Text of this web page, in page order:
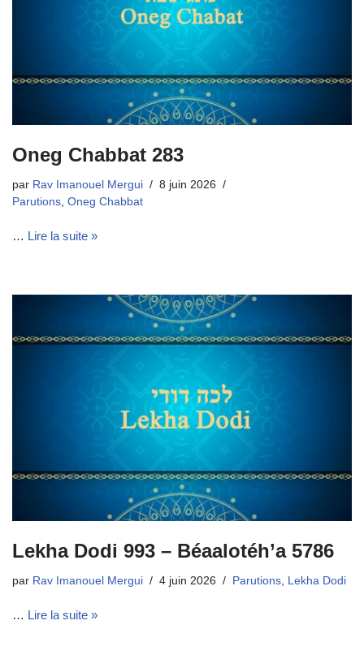
Oneg Chabbat 283
par Rav Imanouel Mergui
8 juin 2026
Parutions, Oneg Chabbat
… Lire la suite »
Lekha Dodi 993 – Béaalotéh’a 5786
par Rav Imanouel Mergui 4 juin 2026 Parutions Lekha Dodi
… Lire la suite »